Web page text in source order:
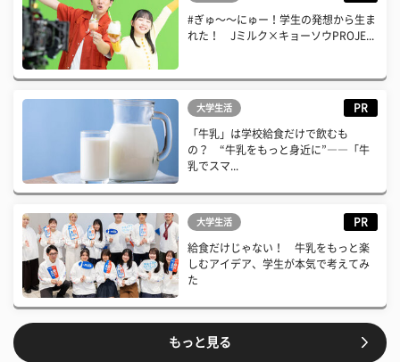
#ぎゅ〜〜にゅー！学生の発想から生ま
れた！ Jミルク×キョーソウPROJE...
大学生活 PR
「牛乳」は学校給食だけで飲むも
の？ “牛乳をもっと身近に”――「牛
乳でスマ...
大学生活 PR
給食だけじゃない！ 牛乳をもっと楽
しむアイデア、学生が本気で考えてみ
た
もっと見る